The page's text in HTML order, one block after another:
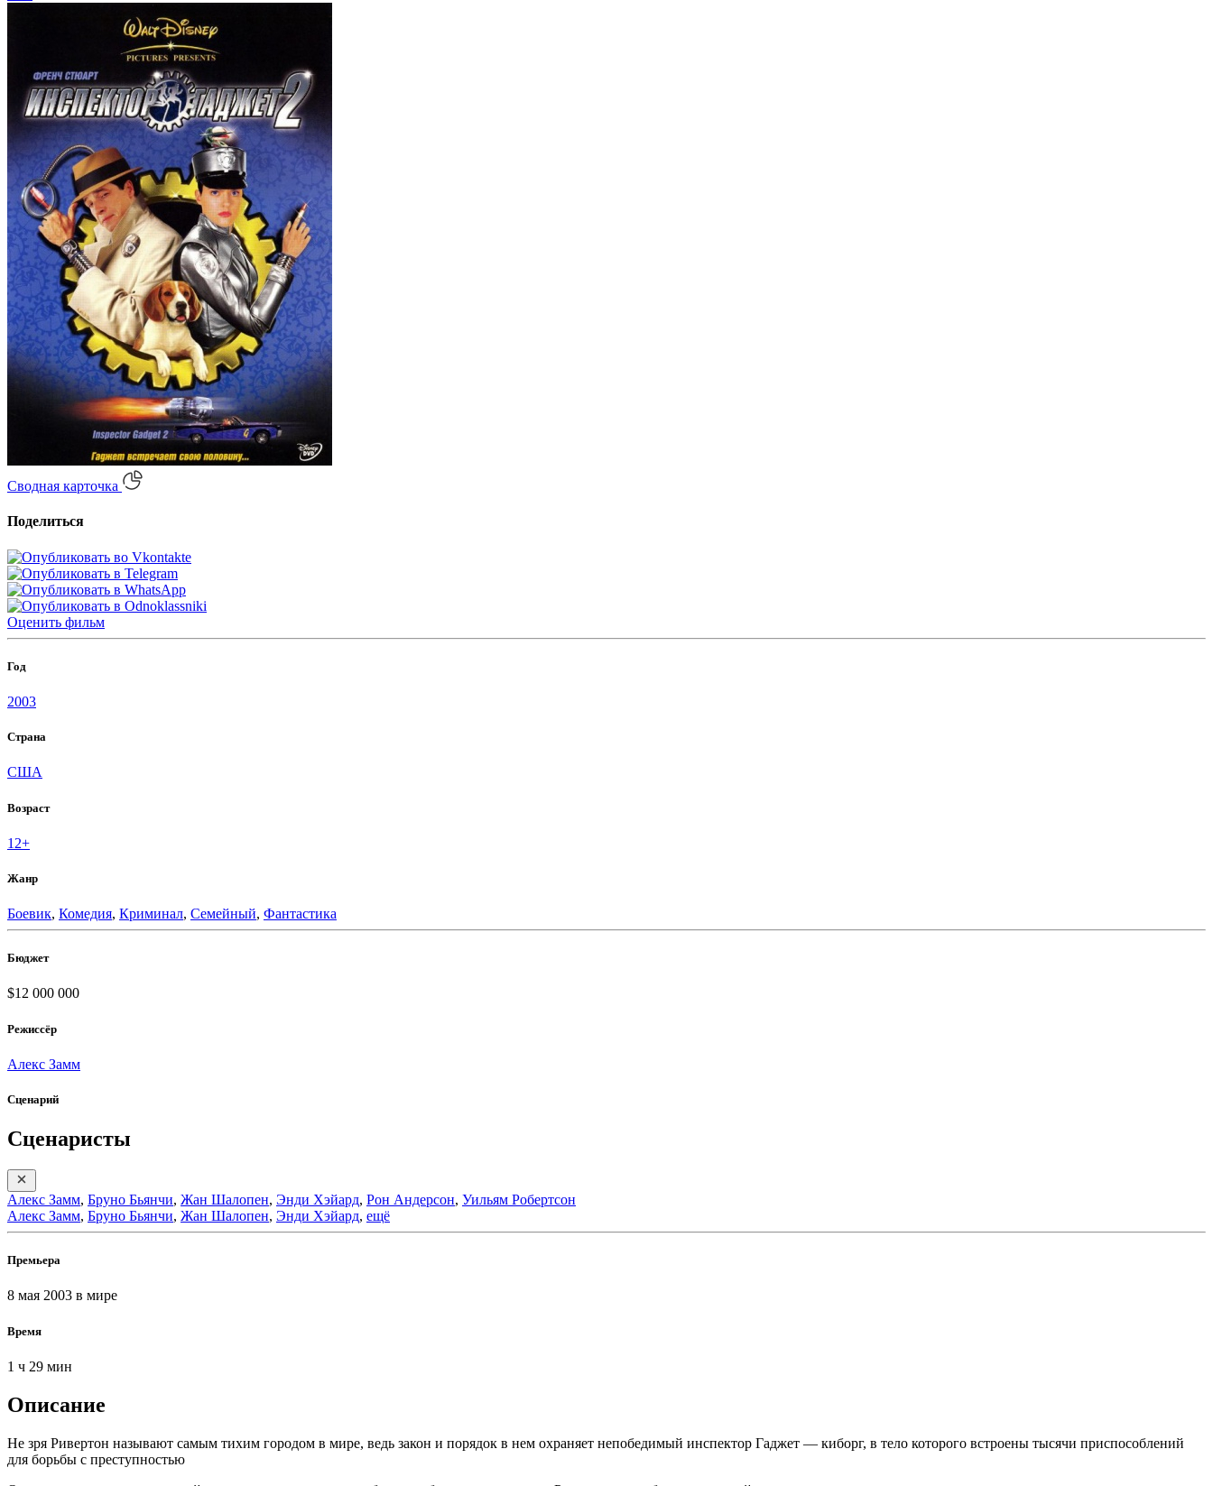
Сводная карточка
Поделиться
Оценить фильм
Год
2003
Страна
США
Возраст
12+
Жанр
Боевик, Комедия, Криминал, Семейный, Фантастика
Бюджет
$12 000 000
Режиссёр
Алекс Замм
Сценарий
Сценаристы
Алекс Замм, Бруно Бьянчи, Жан Шалопен, Энди Хэйард, Рон Андерсон, Уильям Робертсон
Алекс Замм, Бруно Бьянчи, Жан Шалопен, Энди Хэйард, ещё
Премьера
8 мая 2003 в мире
Время
1 ч 29 мин
Описание
Не зря Ривертон называют самым тихим городом в мире, ведь закон и порядок в нем охраняет непобедимый инспектор Гаджет — киборг, в тело которого встроены тысячи приспособлений
для борьбы с преступностью